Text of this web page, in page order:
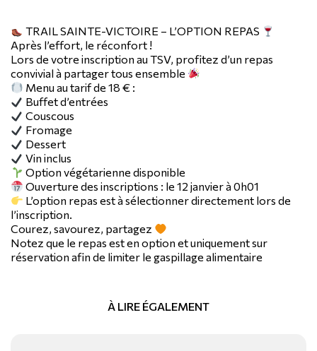
TRAIL SAINTE-VICTOIRE – L’OPTION REPAS
Après l’effort, le réconfort !
Lors de votre inscription au TSV, profitez d’un repas
convivial à partager tous ensemble
Menu au tarif de 18 € :
Buffet d’entrées
Couscous
Fromage
Dessert
Vin inclus
Option végétarienne disponible
Ouverture des inscriptions : le 12 janvier à 0h01
L’option repas est à sélectionner directement lors de
l’inscription.
Courez, savourez, partagez
Notez que le repas est en option et uniquement sur
réservation afin de limiter le gaspillage alimentaire
À LIRE ÉGALEMENT